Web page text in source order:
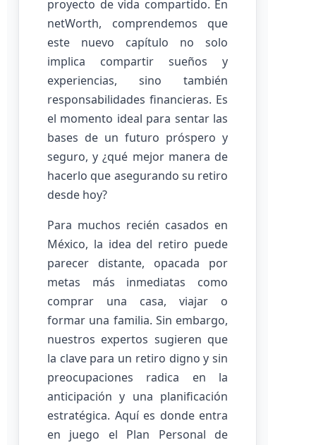
proyecto de vida compartido. En
netWorth, comprendemos que
este nuevo capítulo no solo
implica compartir sueños y
experiencias, sino también
responsabilidades financieras. Es
el momento ideal para sentar las
bases de un futuro próspero y
seguro, y ¿qué mejor manera de
hacerlo que asegurando su retiro
desde hoy?
Para muchos recién casados en
México, la idea del retiro puede
parecer distante, opacada por
metas más inmediatas como
comprar una casa, viajar o
formar una familia. Sin embargo,
nuestros expertos sugieren que
la clave para un retiro digno y sin
preocupaciones radica en la
anticipación y una planificación
estratégica. Aquí es donde entra
en juego el Plan Personal de